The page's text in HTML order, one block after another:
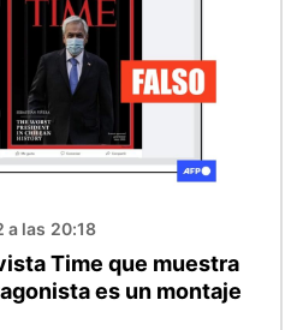
a las 20:18
Time que muestra
es un montaje